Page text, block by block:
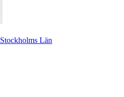
Stockholms Län